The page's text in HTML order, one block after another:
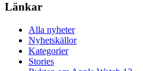
Länkar
Alla nyheter
Nyhetskällor
Kategorier
Stories